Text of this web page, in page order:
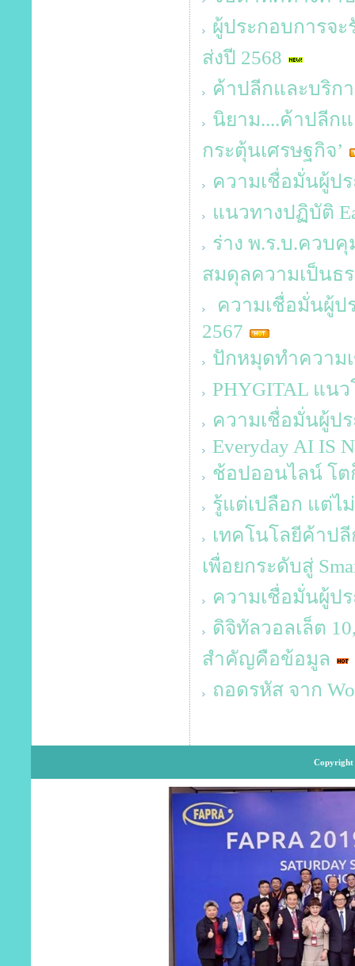
ผู้ประกอบการจ
ส่งปี 2568
ค้าปลีกและบริก
นิยาม....ค้าปลีก
กระตุ้นเศรษฐกิจ’
ความเชื่อมั่นผู้ป
แนวทางปฏิบัติ
ร่าง พ.ร.บ.ควบคุ
สมดุลความเป็นธ
ความเชื่อมั่นผู้ป
2567
ปักหมุดทำความ
PHYGITAL แน
ความเชื่อมั่นผู้ป
Everyday AI IS
ช้อปออนไลน์ โ
รู้แต่เปลือก แต่ไ
เทคโนโลยีค้าปลี
เพื่อยกระดับสู่
ความเชื่อมั่นผู้ป
ดิจิทัลวอลเล็ต
สำคัญคือข้อมูล
ถอดรหัส จาก
Copyright